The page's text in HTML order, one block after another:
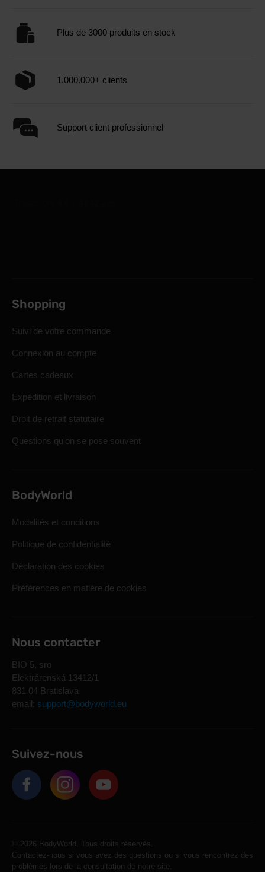
Plus de 3000 produits en stock
1.000.000+ clients
Support client professionnel
Shopping
Suivi de votre commande
Connexion au compte
Cartes cadeaux
Expédition et livraison
Droit de retrait statutaire
Questions qu'on se pose souvent
BodyWorld
Modalités et conditions
Politique de confidentialité
Déclaration des cookies
Préférences en matière de cookies
Nous contacter
BIO 5, sro
Elektrárenská 13412/1
831 04 Bratislava
email: support@bodyworld.eu
Suivez-nous
© 2026 BodyWorld. Tous droits réservés.
Contactez-nous si vous avez des questions ou si vous rencontrez des
problèmes lors de la consultation de notre site.